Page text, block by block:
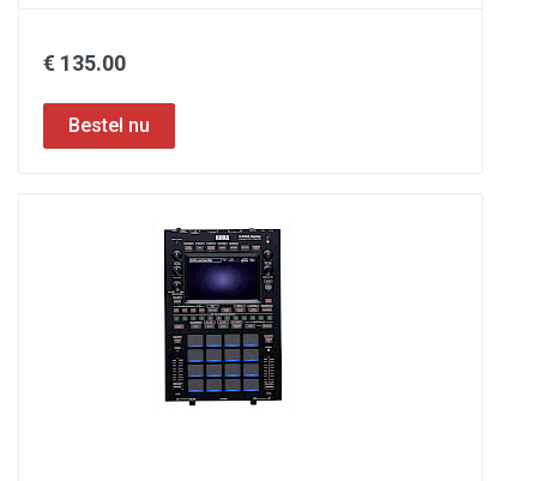
€ 135.00